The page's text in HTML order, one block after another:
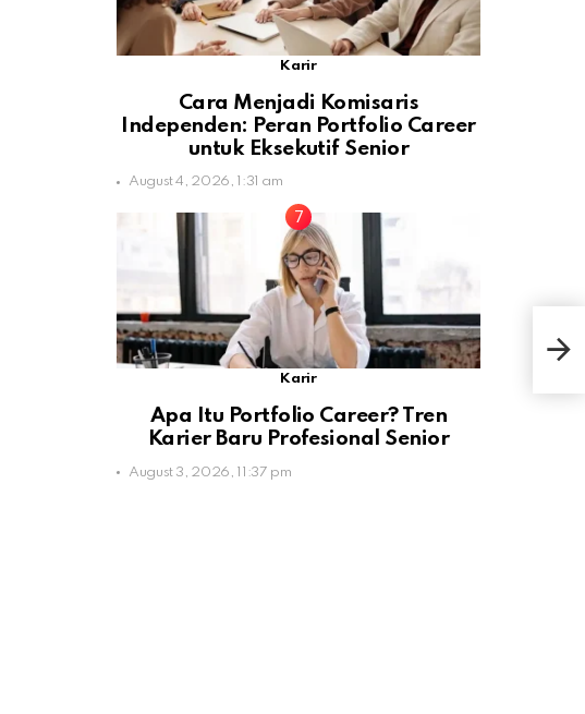
Karir
Cara Menjadi Komisaris
Independen: Peran Portfolio Career
untuk Eksekutif Senior
August 4, 2026, 1:31 am
Karir
Apa Itu Portfolio Career? Tren
Karier Baru Profesional Senior
August 3, 2026, 11:37 pm